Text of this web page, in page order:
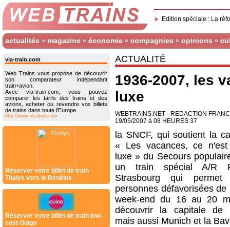
Edition spéciale : La
actualités magazine économie compagnies opinions
via-train.com
Web Trains vous propose de découvrir
son comparateur indépendant
train+avion.
Avec via-train.com, vous pouvez
comparer les tarifs des trains et des
avions, acheter ou revendre vos billets
de trains dans toute l'Europe.
http://www.via-train.com
Réserver votre billet de train
Thalys vers le Bénélux
Réserver votre billet de train low-
cost Ouigo
ACTUALITÉ
1936-2007, les
luxe
WEBTRAINS.NET - REDACTION
19/05/2007 à 08 HEURES 37
la SNCF, qui soutient la
« Les vacances, ce
luxe » du Secours
un train spécial A/R
Strasbourg qui
personnes défavorisées de
week-end du 16 au 20
découvrir la capitale de
mais aussi Munich et la